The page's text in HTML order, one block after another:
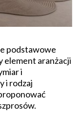
podstawowe
element aranżacji
i
i rodzaj